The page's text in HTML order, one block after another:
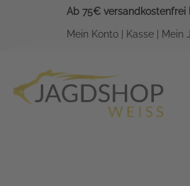
Ab 75€ versandkostenfrei
Mein Konto| Kasse| Mein